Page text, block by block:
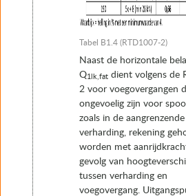
Tabel B1.4 (RTD1007-2)
Naast de horizontale
Q1lk,fat dient volgens de
2 voor voegovergangen
ongevoelig zijn voor
zoals in de aangrenzende
verharding, rekening
worden met
gevolg van
tussen verharding en
voegovergang.